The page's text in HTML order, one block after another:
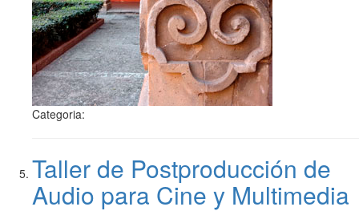
Categoria:
Taller de Postproducción de
Audio para Cine y Multimedia